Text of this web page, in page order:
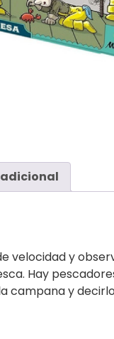
velocidad y
Hay
campana y